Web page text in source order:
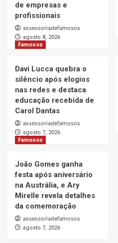
de empresas e
profissionais
assessoriadefamosos
agosto 8, 2026
Famosos
Davi Lucca quebra o
silêncio após elogios
nas redes e destaca
educação recebida de
Carol Dantas
assessoriadefamosos
agosto 7, 2026
Famosos
João Gomes ganha
festa após aniversário
na Austrália, e Ary
Mirelle revela detalhes
da comemoração
assessoriadefamosos
agosto 7, 2026